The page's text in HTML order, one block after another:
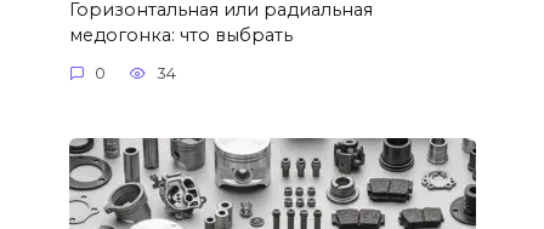
Горизонтальная или радиальная
медогонка: что выбрать
0 34